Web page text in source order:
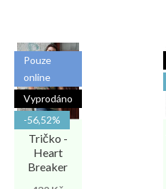
Tričko -
Heart
Breaker
Pouze
online
Vyprodáno
-56,52%